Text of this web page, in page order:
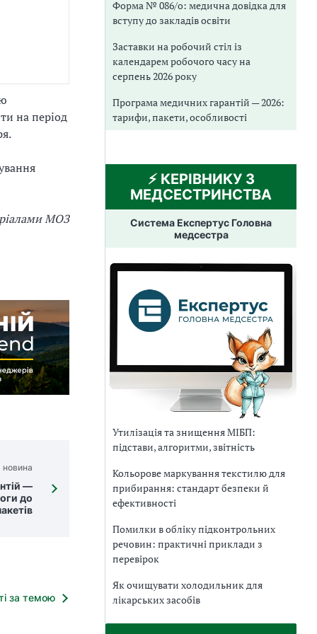
на період
МОЗ
—
до
за темою
Форма № 086/о: медична довідка для
вступу до закладів освіти
Заставки на робочий стіл із
календарем робочого часу на
серпень 2026 року
Програма медичних гарантій — 2026:
тарифи, пакети, особливості
⚡️ КЕРІВНИКУ З
МЕДСЕСТРИНСТВА
Система Експертус Головна
медсестра
Утилізація та знищення МІБП:
підстави, алгоритми, звітність
Кольорове маркування текстилю для
прибирання: стандарт безпеки й
ефективності
Помилки в обліку підконтрольних
речовин: практичні приклади з
перевірок
Як очищувати холодильник для
лікарських засобів